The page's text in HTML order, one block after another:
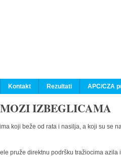
Kontakt Rezultati APC/CZA
IZBEGLICAMA
koji beže od rata i nasilja, a koji su se
pruže direktnu podršku tražiocima